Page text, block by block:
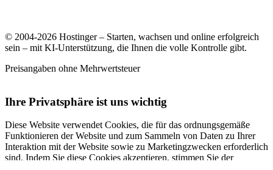
© 2004-2026 Hostinger – Starten, wachsen und online erfolgreich
sein – mit KI-Unterstützung, die Ihnen die volle Kontrolle gibt.
Preisangaben ohne Mehrwertsteuer
Ihre Privatsphäre ist uns wichtig
Diese Website verwendet Cookies, die für das ordnungsgemäße
Funktionieren der Website und zum Sammeln von Daten zu Ihrer
Interaktion mit der Website sowie zu Marketingzwecken erforderlich
sind. Indem Sie diese Cookies akzeptieren, stimmen Sie der